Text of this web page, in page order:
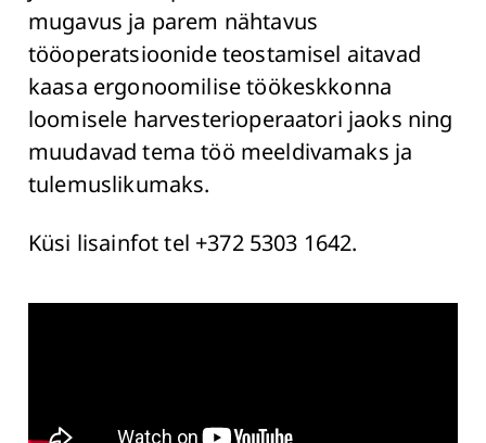
mugavus ja parem nähtavus
tööoperatsioonide teostamisel aitavad
kaasa ergonoomilise töökeskkonna
loomisele harvesterioperaatori jaoks ning
muudavad tema töö meeldivamaks ja
tulemuslikumaks.
Küsi lisainfot tel +372 5303 1642.